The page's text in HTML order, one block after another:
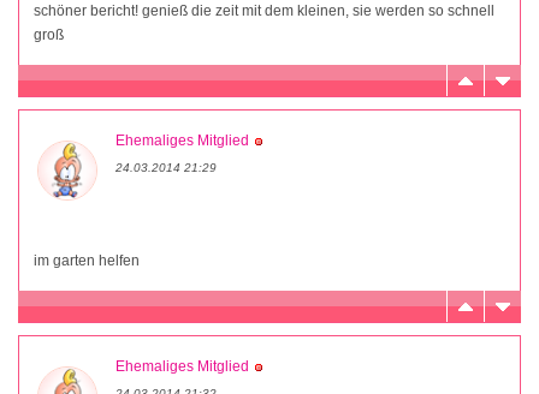
schöner bericht! genieß die zeit mit dem kleinen, sie werden so schnell
groß
Ehemaliges Mitglied
24.03.2014 21:29
im garten helfen
Ehemaliges Mitglied